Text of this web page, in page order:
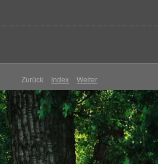
Zurück Index Weiter